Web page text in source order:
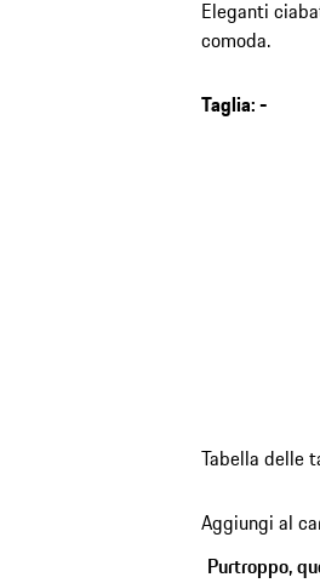
Eleganti
comoda.
Taglia:-
varianti
(Taglia)
Tabella delle
Aggiungi al
Purtroppo,